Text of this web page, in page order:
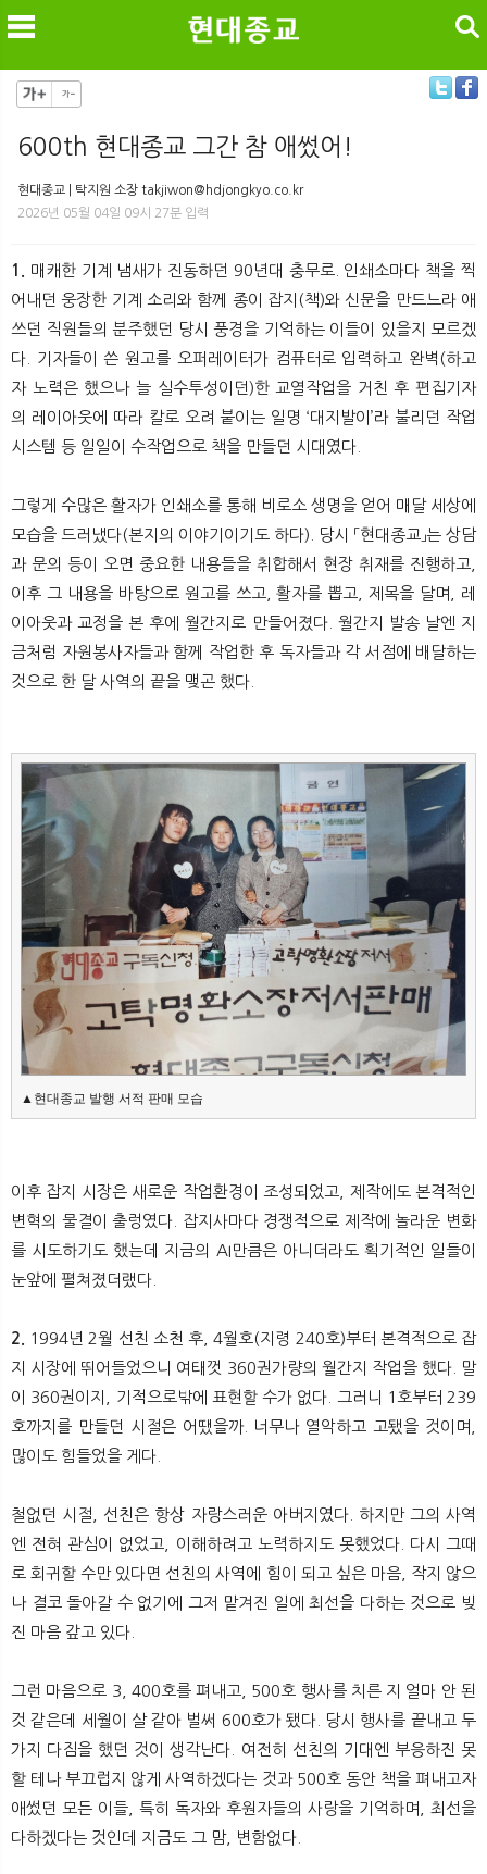
뉴 색
검색
600th 현대종교 그간 참 애썼어!
현대종교 | 탁지원 소장 takjiwon@hdjongkyo.co.kr
2026년 05월 04일 09시 27분 입력
1.
매캐한 기계 냄새가 진동하던 90년대 충무로. 인쇄소마다 책을 찍
어내던 웅장한 기계 소리와 함께 종이 잡지(책)와 신문을 만드느라 애
쓰던 직원들의 분주했던 당시 풍경을 기억하는 이들이 있을지 모르겠
다. 기자들이 쓴 원고를 오퍼레이터가 컴퓨터로 입력하고 완벽(하고
자 노력은 했으나 늘 실수투성이던)한 교열작업을 거친 후 편집기자
의 레이아웃에 따라 칼로 오려 붙이는 일명 ‘대지발이’라 불리던 작업
시스템 등 일일이 수작업으로 책을 만들던 시대였다.
그렇게 수많은 활자가 인쇄소를 통해 비로소 생명을 얻어 매달 세상에
모습을 드러냈다(본지의 이야기이기도 하다). 당시 「현대종교」는 상담
과 문의 등이 오면 중요한 내용들을 취합해서 현장 취재를 진행하고,
이후 그 내용을 바탕으로 원고를 쓰고, 활자를 뽑고, 제목을 달며, 레
이아웃과 교정을 본 후에 월간지로 만들어졌다. 월간지 발송 날엔 지
금처럼 자원봉사자들과 함께 작업한 후 독자들과 각 서점에 배달하는
것으로 한 달 사역의 끝을 맺곤 했다.
▲현대종교 발행 서적 판매 모습
이후 잡지 시장은 새로운 작업환경이 조성되었고, 제작에도 본격적인
변혁의 물결이 출렁였다. 잡지사마다 경쟁적으로 제작에 놀라운 변화
를 시도하기도 했는데 지금의 AI만큼은 아니더라도 획기적인 일들이
눈앞에 펼쳐졌더랬다.
2.
1994년 2월 선친 소천 후, 4월호(지령 240호)부터 본격적으로 잡
지 시장에 뛰어들었으니 여태껏 360권가량의 월간지 작업을 했다. 말
이 360권이지, 기적으로밖에 표현할 수가 없다. 그러니 1호부터 239
호까지를 만들던 시절은 어땠을까. 너무나 열악하고 고됐을 것이며,
많이도 힘들었을 게다.
철없던 시절, 선친은 항상 자랑스러운 아버지였다. 하지만 그의 사역
엔 전혀 관심이 없었고, 이해하려고 노력하지도 못했었다. 다시 그때
로 회귀할 수만 있다면 선친의 사역에 힘이 되고 싶은 마음, 작지 않으
나 결코 돌아갈 수 없기에 그저 맡겨진 일에 최선을 다하는 것으로 빚
진 마음 갚고 있다.
그런 마음으로 3, 400호를 펴내고, 500호 행사를 치른 지 얼마 안 된
것 같은데 세월이 살 같아 벌써 600호가 됐다. 당시 행사를 끝내고 두
가지 다짐을 했던 것이 생각난다. 여전히 선친의 기대엔 부응하진 못
할 테나 부끄럽지 않게 사역하겠다는 것과 500호 동안 책을 펴내고자
애썼던 모든 이들, 특히 독자와 후원자들의 사랑을 기억하며, 최선을
다하겠다는 것인데 지금도 그 맘, 변함없다.